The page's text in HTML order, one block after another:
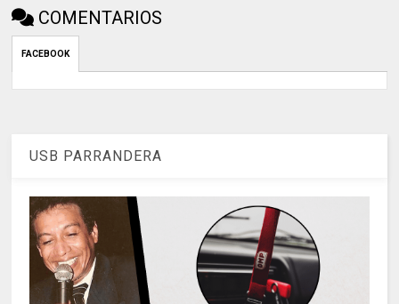
COMENTARIOS
FACEBOOK
USB PARRANDERA